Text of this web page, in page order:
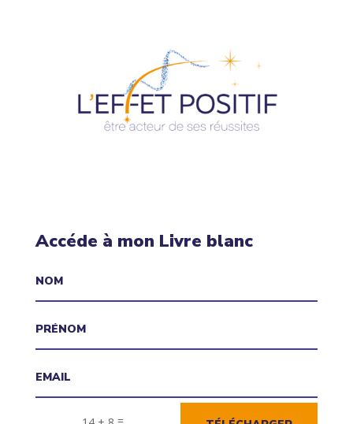
Accéde à mon Livre blanc
=